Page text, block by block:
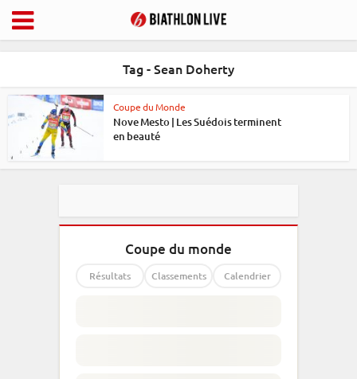
Tag - Sean Doherty
Coupe du Monde
Nove Mesto | Les Suédois terminent
en beauté
Coupe du monde
Résultats Classements Calendrier